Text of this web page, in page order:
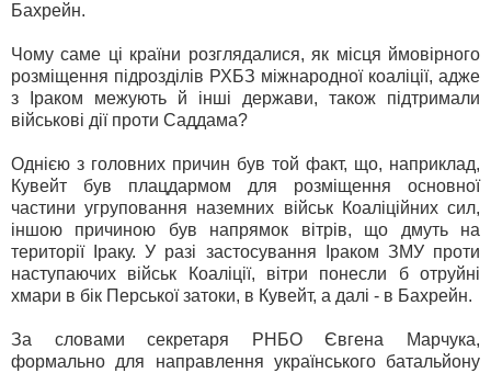
Бахрейн.
Чому саме ці країни розглядалися, як місця ймовірного
розміщення підрозділів РХБЗ міжнародної коаліції, адже
з Іраком межують й інші держави, також підтримали
військові дії проти Саддама?
Однією з головних причин був той факт, що, наприклад,
Кувейт був плацдармом для розміщення основної
частини угруповання наземних військ Коаліційних сил,
іншою причиною був напрямок вітрів, що дмуть на
території Іраку. У разі застосування Іраком ЗМУ проти
наступаючих військ Коаліції, вітри понесли б отруйні
хмари в бік Перської затоки, в Кувейт, а далі - в Бахрейн.
За словами секретаря РНБО Євгена Марчука,
формально для направлення українського батальйону